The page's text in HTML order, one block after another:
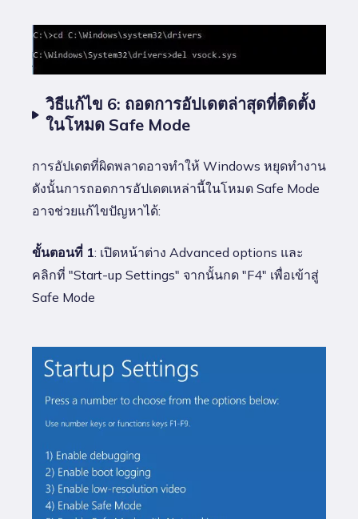
วิธีแก้ไข 6: ถอดการอัปเดตล่าสุดที่ติดตั้ง
ในโหมด Safe Mode
การอัปเดตที่ผิดพลาดอาจทำให้ Windows หยุดทำงาน
ดังนั้นการถอดการอัปเดตเหล่านี้ในโหมด Safe Mode
อาจช่วยแก้ไขปัญหาได้:
ขั้นตอนที่ 1: เปิดหน้าต่าง Advanced options และ
คลิกที่ "Start-up Settings" จากนั้นกด "F4" เพื่อเข้าสู่
Safe Mode